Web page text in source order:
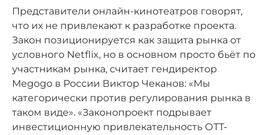
Представители онлайн-кинотеатров говорят,
что их не привлекают к разработке проекта.
Закон позиционируется как защита рынка от
условного Netflix, но в основном просто бьёт по
участникам рынка, считает гендиректор
Megogo в России Виктор Чеканов: «Мы
категорически против регулирования рынка в
таком виде». «Законопроект подрывает
инвестиционную привлекательность ОТТ-